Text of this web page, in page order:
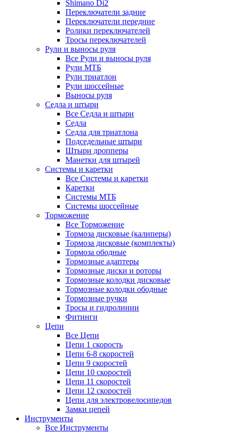
Shimano Di2
Переключатели задние
Переключатели передние
Ролики переключателей
Тросы переключателей
Рули и выносы руля
Все Рули и выносы руля
Рули МТБ
Рули триатлон
Рули шоссейные
Выносы руля
Седла и штыри
Все Седла и штыри
Седла
Седла для триатлона
Подседельные штыри
Штыри дропперы
Манетки для штырей
Системы и каретки
Все Системы и каретки
Каретки
Системы МТБ
Системы шоссейные
Торможение
Все Торможение
Тормоза дисковые (калиперы)
Тормоза дисковые (комплекты)
Тормоза ободные
Тормозные адаптеры
Тормозные диски и роторы
Тормозные колодки дисковые
Тормозные колодки ободные
Тормозные ручки
Тросы и гидролинии
Фитинги
Цепи
Все Цепи
Цепи 1 скорость
Цепи 6-8 скоростей
Цепи 9 скоростей
Цепи 10 скоростей
Цепи 11 скоростей
Цепи 12 скоростей
Цепи для электровелосипедов
Замки цепей
Инструменты
Все Инструменты